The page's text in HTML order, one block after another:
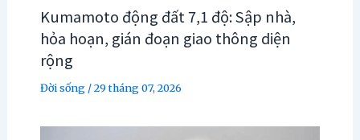
Kumamoto động đất 7,1 độ: Sập nhà,
hỏa hoạn, gián đoạn giao thông diện
rộng
Đời sống/29 tháng 07, 2026